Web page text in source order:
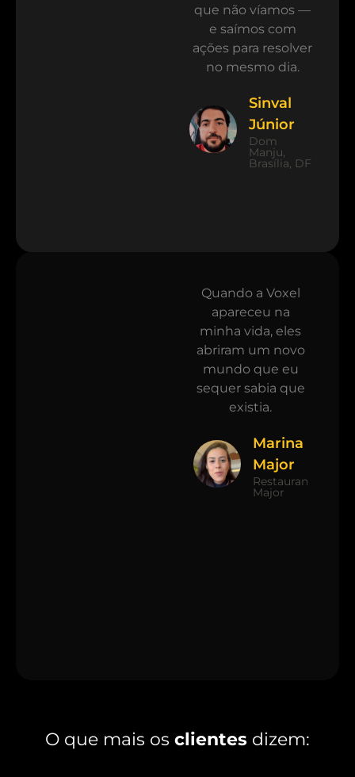
que não víamos —
e saímos com
ações para resolver
no mesmo dia.
Sinval
Júnior
Dom
Manju,
Brasília, DF
Quando a Voxel
apareceu na
minha vida, eles
abriram um novo
mundo que eu
sequer sabia que
existia.
Marina
Major
Restaurante
Major
O que mais os clientes dizem: